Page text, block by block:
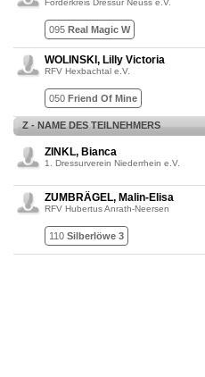
Förderkreis Dressur Neuss e.V.
095 Real Magic W
WOLINSKI, Lilly Victoria
RFV Hexbachtal e.V.
050 Friend Of Mine
Z - NAME DES TEILNEHMERS
ZINKL, Bianca
1. Dressurverein Niederrhein e.V.
ZUMBRÄGEL, Malin-Elisa
RFV Hubertus Anrath-Neersen
110 Silberlöwe 3